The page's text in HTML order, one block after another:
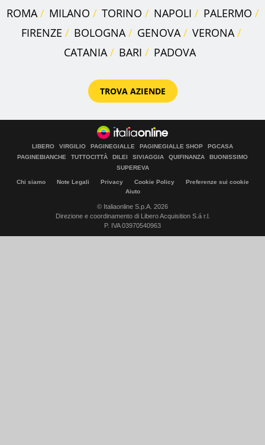
ROMA MILANO TORINO NAPOLI
PALERMO
FIRENZE
BOLOGNA GENOVA
VERONA
CATANIA
BARI PADOVA
TROVA AZIENDE
LIBERO VIRGILIO PAGINEGIALLE PAGINEGIALLE SHOP
PGCASA
PAGINEBIANCHE
TUTTOCITTÀ DILEI SIVIAGGIA QUIFINANZA
BUONISSIMO
SUPEREVA
Chi siamo Note Legali Privacy Cookie Policy
Preferenze sui cookie
Aiuto
© Italiaonline S.p.A. 2026
Direzione e coordinamento di Libero Acquisition S.á r.l.
P. IVA 03970540963